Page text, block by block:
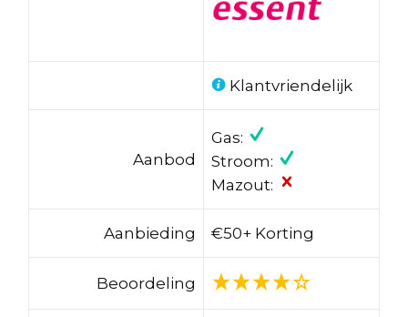
Klantvriendelijk
Aanbod
Gas:
Stroom:
Mazout:
Aanbieding €50+ Korting
Beoordeling